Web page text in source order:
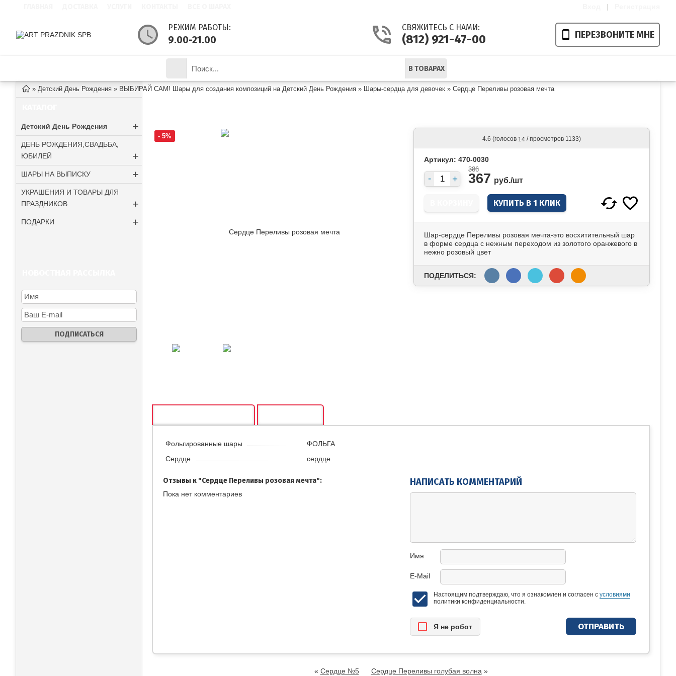
|
РЕЖИМ РАБОТЫ:
9.00-21.00
СВЯЖИТЕСЬ С НАМИ:
(812) 921-47-00 ПЕРЕЗВОНИТЕ МНЕ
В ТОВАРАХ
» Детский День Рождения » ВЫБИРАЙ САМ! Шары для создания композиций на Детский День Рождения » Шары-сердца для девочек » Сердце Переливы розовая мечта
Детский День Рождения +
ДЕНЬ РОЖДЕНИЯ,СВАДЬБА,
ЮБИЛЕЙ
+
ШАРЫ НА ВЫПИСКУ +
УКРАШЕНИЯ И ТОВАРЫ ДЛЯ
ПРАЗДНИКОВ
+
ПОДАРКИ +
- 5% 4.6 (голосов 14 / просмотров 1133)
Артикул: 470-0030
386
367 руб./шт
КУПИТЬ В 1 КЛИК
Шар-сердце Переливы розовая мечта-это восхитительный шар
в форме сердца с нежным переходом из золотого оранжевого в
нежно розовый цвет
ПОДЕЛИТЬСЯ:
Фольгированные шары
ФОЛЬГА
Сердце
сердце
Отзывы к "Сердце Переливы розовая мечта":
Пока нет комментариев
НАПИСАТЬ КОММЕНТАРИЙ
Имя
E-Mail
Настоящим подтверждаю, что я ознакомлен и согласен с условиями
политики конфиденциальности.
Я нe рoбoт
« Сердце №5 Сердце Переливы голубая волна »